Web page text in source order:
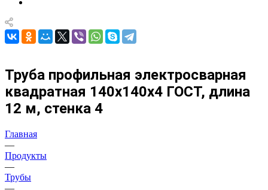
Труба профильная электросварная
квадратная 140х140х4 ГОСТ, длина
12 м, стенка 4
Главная
—
Продукты
—
Трубы
—